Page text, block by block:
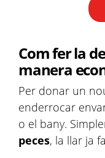
Com fer la
manera
Per donar un
enderrocar
o el bany.
peces, la llar ja fa